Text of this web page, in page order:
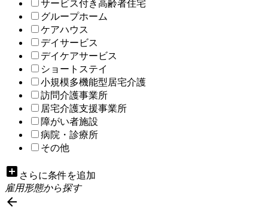
サービス付き高齢者住宅
グループホーム
ケアハウス
デイサービス
デイケアサービス
ショートステイ
小規模多機能型居宅介護
訪問介護事業所
居宅介護支援事業所
障がい者施設
病院・診療所
その他
add_box さらに条件を追加
雇用形態から探す
